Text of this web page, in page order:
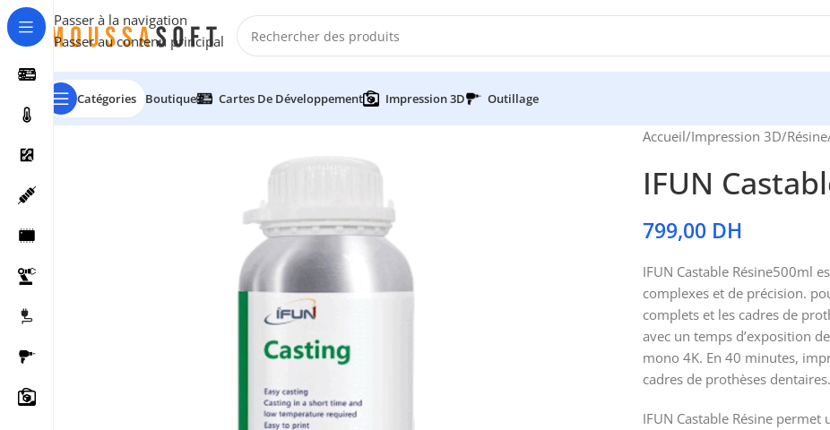
Passer à la navigation
Passer au contenu principal
Catégories Boutique Cartes De Développement Impression 3D Outillage
Accueil/Impression 3D/Résine
IFUN
799,00 DH
IFUN Castable Résine500ml
complexes et de précision.
complets et les cadres de
avec un temps d’exposition
mono 4K. En 40 minutes,
cadres de prothèses dentaires.
IFUN Castable Résine